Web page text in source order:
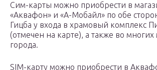
Сим-карты можно приобрести в
«Аквафон» и «А-Мобайл» по обе
Гицба у входа в храмовый комплекс
(отмечен на карте), а также во многих
города.
SIM-карту можно приобрести в